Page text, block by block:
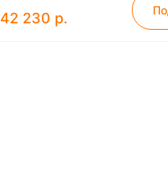
42 230 р.